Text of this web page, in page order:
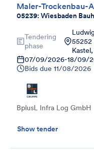
Maler-Trockenbau-
05239: Wiesbaden
Tendering
phase
55252
07/09/2026-18/09/
Bids due 11/08/2026
BplusL Infra Log GmbH
Show tender